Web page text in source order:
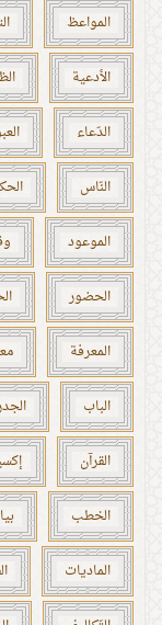
المواعظ
الأدعية
الدّعاء
النّاس
الموعود
الحضور
المعرفة
الباب
القرآن
الخطب
الماديات